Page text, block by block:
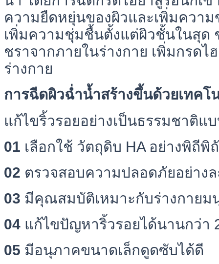
ความยืดหยุ่นของผิวและเพิ่มความ
เพิ่มความชุ่มชื้นตั้งแต่ผิวชั้นในสุด
ชราจากภายในร่างกาย เพิ่มกรดไ
ร่างกาย
การฉีดผิวฉ่ำน้ำสร้างขึ้นด้วยเทคโ
แก้ไขริ้วรอยอย่างเป็นธรรมชาติแ
01 เลือกใช้ วัตถุดิบ HA อย่างพิถีพิ
02 ตรวจสอบความปลอดภัยอย่างล
03 มีคุณสมบัติเหมาะกับร่างกายม
04 แก้ไขปัญหาริ้วรอยได้นานกว่า
05 มีอนุภาคขนาดเล็กดูดซับได้ดี